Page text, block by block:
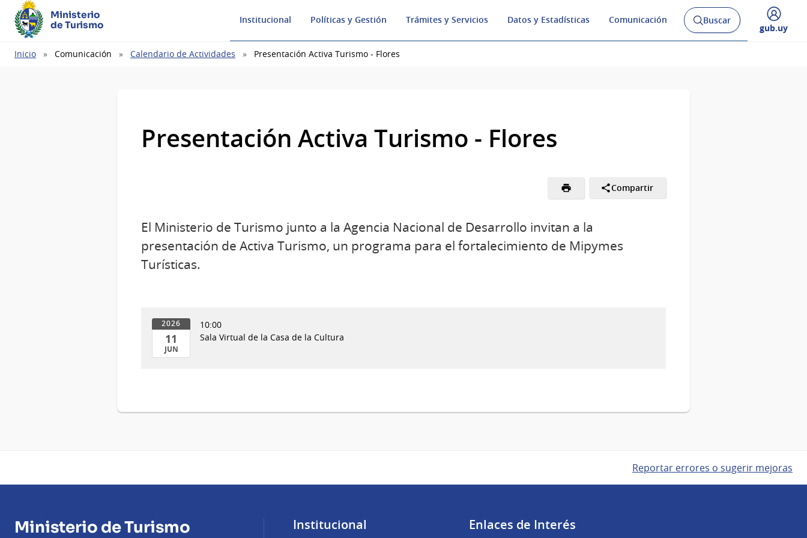
Ministerio
de Turismo
Institucional Políticas y Gestión Trámites y Servicios Datos y Estadísticas Comunicación
Abrir
buscador
Buscar
Desplegar
gub.uy
Ruta
Inicio Comunicación Calendario de Actividades Presentación Activa Turismo - Flores
Presentación Activa Turismo - Flores
Compartir
El Ministerio de Turismo junto a la Agencia Nacional de Desarrollo invitan a la
presentación de Activa Turismo, un programa para el fortalecimiento de Mipymes
Turísticas.
2026
11
JUN
10:00
Sala Virtual de la Casa de la Cultura
Reportar errores o sugerir mejoras
Ministerio de Turismo Institucional Enlaces de Interés